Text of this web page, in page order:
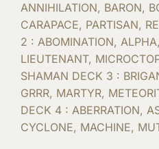
ANNIHILATION, BARON,
CARAPACE, PARTISAN,
2 : ABOMINATION,
LIEUTENANT,
SHAMAN DECK 3 :
GRRR, MARTYR,
DECK 4 : ABERRATION,
CYCLONE, MACHINE,